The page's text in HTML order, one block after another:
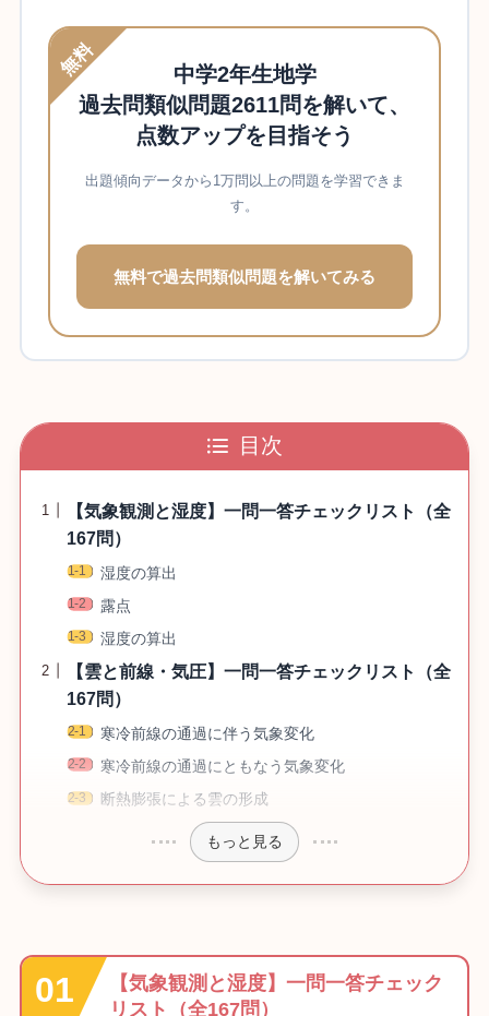
無料
中学2年生地学
過去問類似問題2611問を解いて、
点数アップを目指そう
出題傾向データから1万問以上の問題を学習できま
す。
無料で過去問類似問題を解いてみる
目次
【気象観測と湿度】一問一答チェックリスト（全
167問）
湿度の算出
露点
湿度の算出
【雲と前線・気圧】一問一答チェックリスト（全
167問）
寒冷前線の通過に伴う気象変化
寒冷前線の通過にともなう気象変化
断熱膨張による雲の形成
もっと見る
【気象観測と湿度】一問一答チェック
リスト（全167問）